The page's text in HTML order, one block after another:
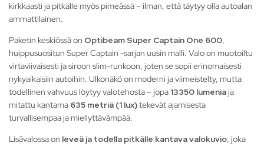
kirkkaasti ja pitkälle myös pimeässä – ilman, että täytyy olla autoalan
ammattilainen.
Paketin keskiössä on Optibeam Super Captain One 600,
huippusuositun Super Captain -sarjan uusin malli. Valo on muotoiltu
virtaviivaisesti ja siroon slim-runkoon, joten se sopii erinomaisesti
nykyaikaisiin autoihin. Ulkonäkö on moderni ja viimeistelty, mutta
todellinen vahvuus löytyy valotehosta – jopa 13350 lumenia ja
mitattu kantama 635 metriä (1 lux)tekevät ajamisesta
turvallisempaa ja miellyttävämpää.
Lisävalossa on leveä ja todella pitkälle kantava valokuvio, joka